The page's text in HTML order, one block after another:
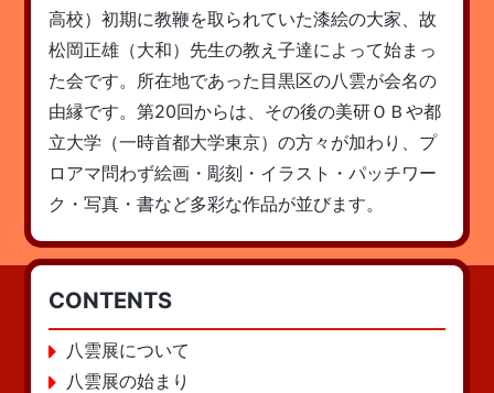
高校）初期に教鞭を取られていた漆絵の大家、故
松岡正雄（大和）先生の教え子達によって始まっ
た会です。所在地であった目黒区の八雲が会名の
由縁です。第20回からは、その後の美研ＯＢや都
立大学（一時首都大学東京）の方々が加わり、プ
ロアマ問わず絵画・彫刻・イラスト・パッチワー
ク・写真・書など多彩な作品が並びます。
CONTENTS
八雲展について
八雲展の始まり